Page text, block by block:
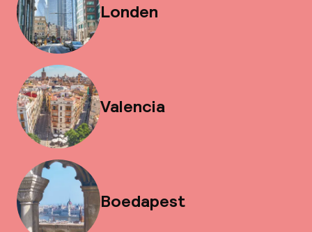
Londen
Valencia
Boedapest